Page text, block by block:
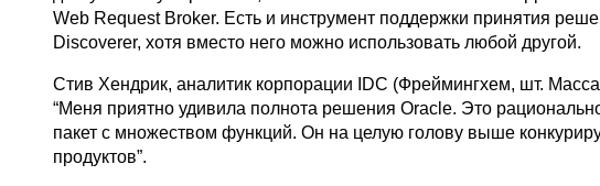
Web Request Broker. Есть и инструмент поддержки принятия
Discoverer, хотя вместо него можно использовать любой другой.
Стив Хендрик, аналитик корпорации IDC (Фреймингхем, шт.
“Меня приятно удивила полнота решения Oracle. Это
пакет с множеством функций. Он на целую голову выше
продуктов”.